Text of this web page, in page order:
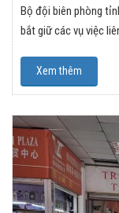
Bộ đội biên phòng
bắt giữ các vụ việc
Xem thêm